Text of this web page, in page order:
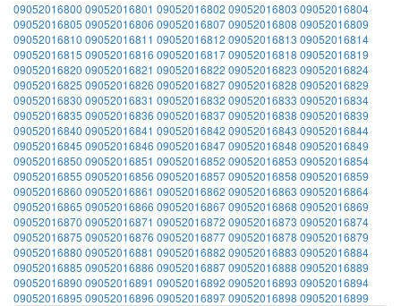
09052016800 09052016801 09052016802 09052016803 09052016804
09052016805 09052016806 0905201680709052016808 09052016809
09052016810 09052016811 09052016812 09052016813 09052016814
09052016815 09052016816 0905201681709052016818 09052016819
09052016820 09052016821 09052016822 09052016823 09052016824
09052016825 09052016826 0905201682709052016828 09052016829
09052016830 09052016831 09052016832 09052016833 09052016834
09052016835 09052016836 0905201683709052016838 09052016839
09052016840 09052016841 09052016842 09052016843 09052016844
09052016845 09052016846 0905201684709052016848 09052016849
09052016850 09052016851 09052016852 09052016853 09052016854
09052016855 09052016856 0905201685709052016858 09052016859
09052016860 09052016861 09052016862 09052016863 09052016864
09052016865 09052016866 0905201686709052016868 09052016869
09052016870 09052016871 09052016872 09052016873 09052016874
09052016875 09052016876 0905201687709052016878 09052016879
09052016880 09052016881 09052016882 09052016883 09052016884
09052016885 09052016886 0905201688709052016888 09052016889
09052016890 09052016891 09052016892 09052016893 09052016894
09052016895 09052016896 0905201689709052016898 09052016899